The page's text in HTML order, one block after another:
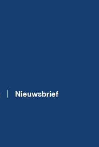
Nieuwsbrief